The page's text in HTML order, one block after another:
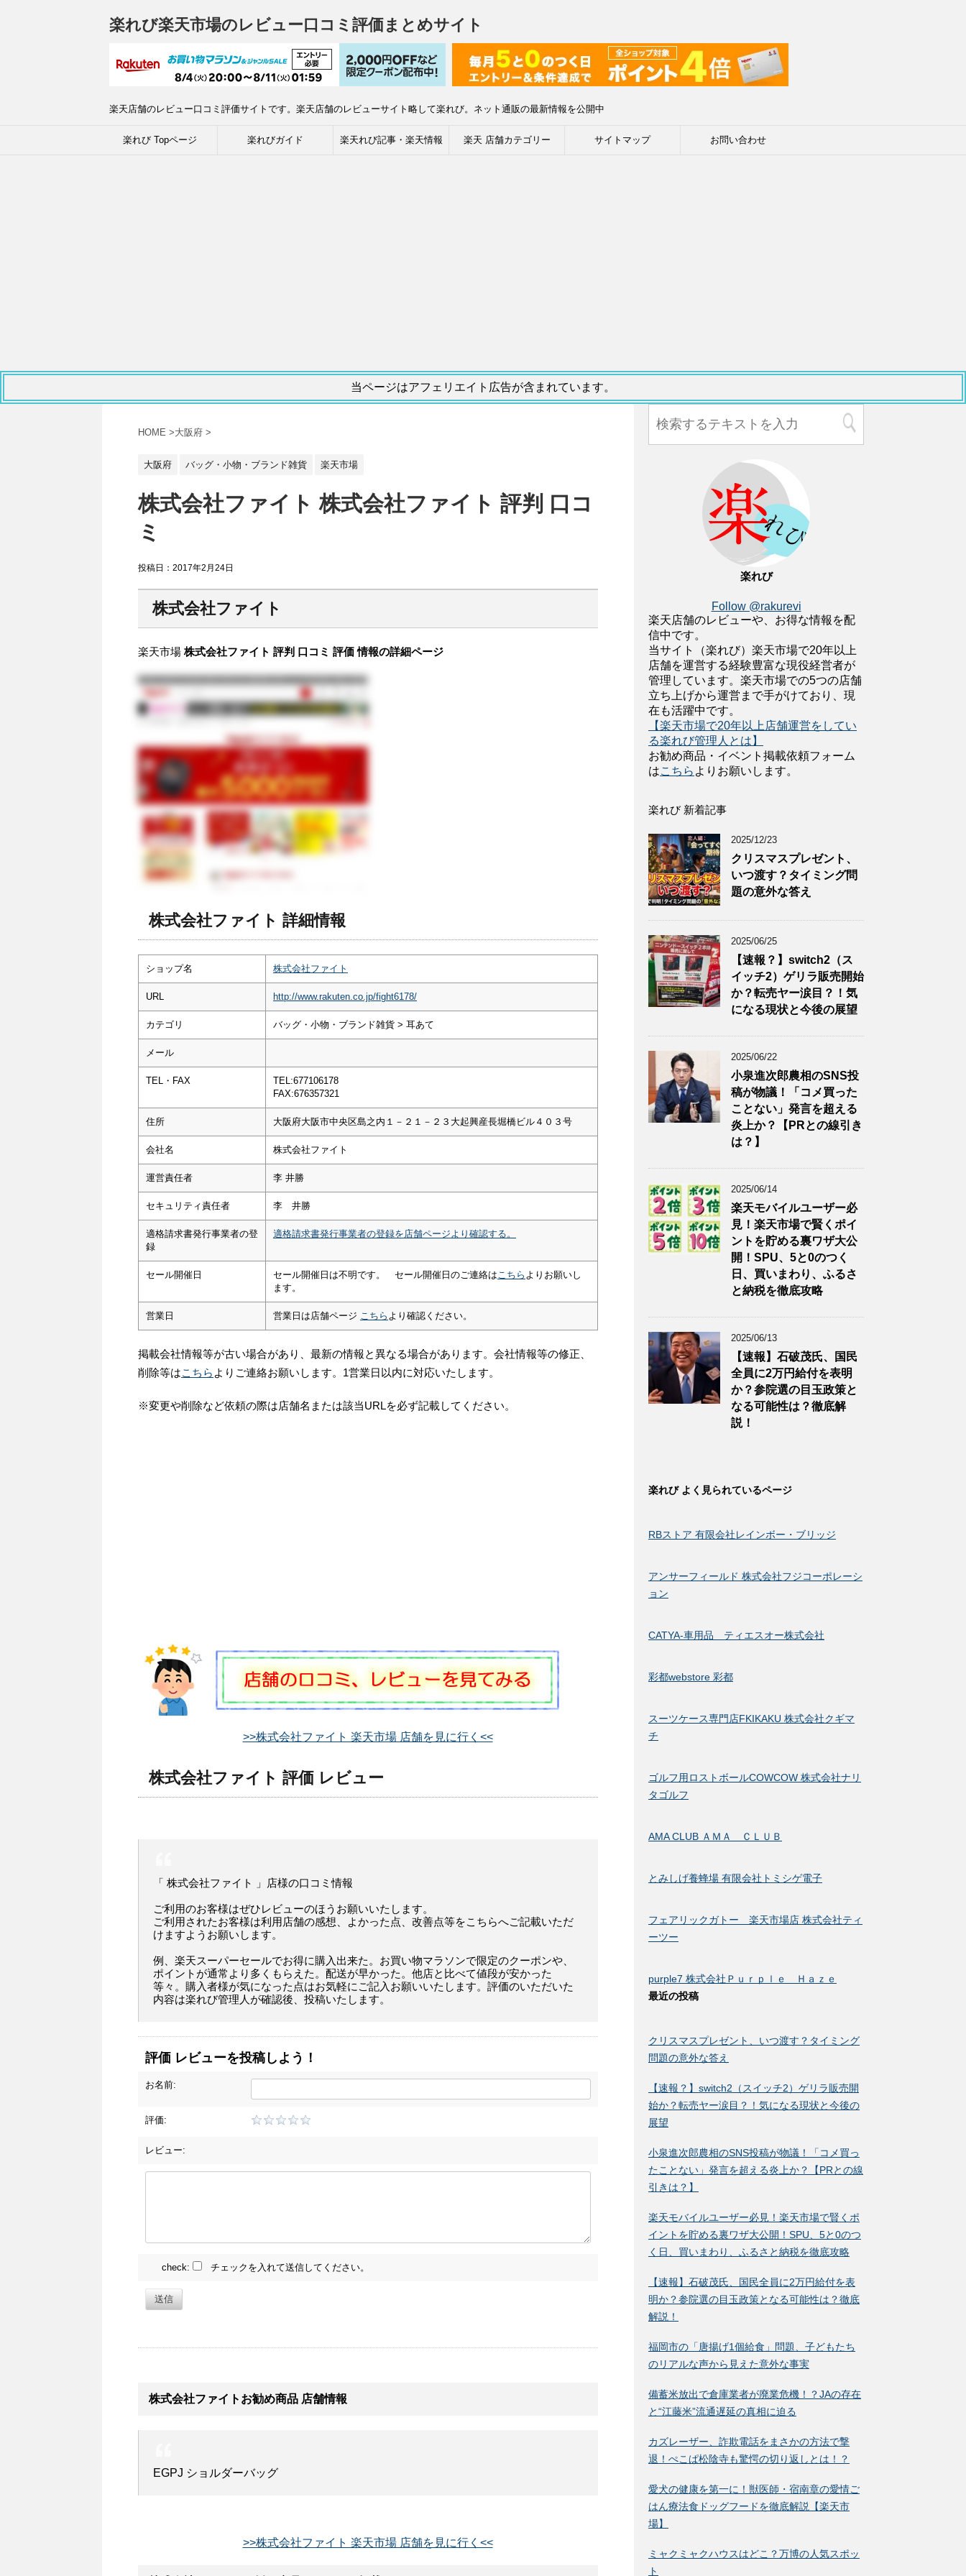
楽れび楽天市場のレビュー口コミ評価まとめサイト
楽天店舗のレビュー口コミ評価サイトです。楽天店舗のレビューサイト略して楽れび。ネット通販の最新情報を公開中
楽れび Topページ 楽れびガイド 楽天れび記事・楽天情報 楽天 店舗カテゴリー サイトマップ お問い合わせ
当ページはアフェリエイト広告が含まれています。
HOME >大阪府 >
大阪府 バッグ・小物・ブランド雑貨 楽天市場
株式会社ファイト 株式会社ファイト 評判 口コ
ミ
投稿日： 2017年2月24日
株式会社ファイト
楽天市場 株式会社ファイト 評判 口コミ 評価 情報の詳細ページ
株式会社ファイト 詳細情報
ショップ名 株式会社ファイト
URL http://www.rakuten.co.jp/fight6178/
カテゴリ バッグ・小物・ブランド雑貨 > 耳あて
メール
TEL・FAX
TEL:677106178
FAX:676357321
住所 大阪府大阪市中央区島之内１－２１－２３大起興産長堀橋ビル４０３号
会社名 株式会社ファイト
運営責任者 李 井勝
セキュリティ責任者 李 井勝
適格請求書発行事業者の登
録
適格請求書発行事業者の登録を店舗ページより確認する。
セール開催日 セール開催日は不明です。 セール開催日のご連絡は こちら よりお願いし
ます。
営業日 営業日は店舗ページ こちら より確認ください。
掲載会社情報等が古い場合があり、最新の情報と異なる場合があります。会社情報等の修正、
削除等はこちら よりご連絡お願いします。1営業日以内に対応いたします。
※変更や削除など依頼の際は店舗名または該当URLを必ず記載してください。
>>株式会社ファイト 楽天市場 店舗を見に行く<<
株式会社ファイト 評価 レビュー
「 株式会社ファイト 」店様の口コミ情報
ご利用のお客様はぜひレビューのほうお願いいたします。
ご利用されたお客様は利用店舗の感想、よかった点、改善点等をこちらへご記載いただ
けますようお願いします。
例、楽天スーパーセールでお得に購入出来た。お買い物マラソンで限定のクーポンや、
ポイントが通常より多くもらえた。配送が早かった。他店と比べて値段が安かった
等々。購入者様が気になった点はお気軽にご記入お願いいたします。評価のいただいた
内容は楽れび管理人が確認後、投稿いたします。
評価 レビューを投稿しよう！
お名前:
評価:
レビュー:
check: チェックを入れて送信してください。
送信
株式会社ファイトお勧め商品 店舗情報
EGPJ ショルダーバッグ
>>株式会社ファイト 楽天市場 店舗を見に行く<<
楽れび
Follow @rakurevi
楽天店舗のレビューや、お得な情報を配
信中です。
当サイト（楽れび）楽天市場で20年以上
店舗を運営する経験豊富な現役経営者が
管理しています。楽天市場での5つの店舗
立ち上げから運営まで手がけており、現
在も活躍中です。
【楽天市場で20年以上店舗運営をしてい
る楽れび管理人とは】
お勧め商品・イベント掲載依頼フォーム
はこちら よりお願いします。
楽れび 新着記事
2025/12/23
クリスマスプレゼント、
いつ渡す？タイミング問
題の意外な答え
2025/06/25
【速報？】switch2（ス
イッチ2）ゲリラ販売開始
か？転売ヤー涙目？！気
になる現状と今後の展望
2025/06/22
小泉進次郎農相のSNS投
稿が物議！「コメ買った
ことない」発言を超える
炎上か？【PRとの線引き
は？】
2025/06/14
楽天モバイルユーザー必
見！楽天市場で賢くポイ
ントを貯める裏ワザ大公
開！SPU、5と0のつく
日、買いまわり、ふるさ
と納税を徹底攻略
2025/06/13
【速報】石破茂氏、国民
全員に2万円給付を表明
か？参院選の目玉政策と
なる可能性は？徹底解
説！
楽れび よく見られているページ
RBストア 有限会社レインボー・ブリッジ
アンサーフィールド 株式会社フジコーポレーシ
ョン
CATYA-車用品 ティエスオー株式会社
彩都webstore 彩都
スーツケース専門店FKIKAKU 株式会社クギマ
チ
ゴルフ用ロストボールCOWCOW 株式会社ナリ
タゴルフ
AMA CLUB ＡＭＡ ＣＬＵＢ
とみしげ養蜂場 有限会社トミシゲ電子
フェアリックガトー 楽天市場店 株式会社ティ
ーツー
purple7 株式会社Ｐｕｒｐｌｅ Ｈａｚｅ
最近の投稿
クリスマスプレゼント、いつ渡す？タイミング
問題の意外な答え
【速報？】switch2（スイッチ2）ゲリラ販売開
始か？転売ヤー涙目？！気になる現状と今後の
展望
小泉進次郎農相のSNS投稿が物議！「コメ買っ
たことない」発言を超える炎上か？【PRとの線
引きは？】
楽天モバイルユーザー必見！楽天市場で賢くポ
イントを貯める裏ワザ大公開！SPU、5と0のつ
く日、買いまわり、ふるさと納税を徹底攻略
【速報】石破茂氏、国民全員に2万円給付を表
明か？参院選の目玉政策となる可能性は？徹底
解説！
福岡市の「唐揚げ1個給食」問題、子どもたち
のリアルな声から見えた意外な事実
備蓄米放出で倉庫業者が廃業危機！？JAの存在
と“江藤米”流通遅延の真相に迫る
カズレーザー、詐欺電話をまさかの方法で撃
退！ぺこぱ松陰寺も驚愕の切り返しとは！？
愛犬の健康を第一に！獣医師・宿南章の愛情ご
はん療法食ドッグフードを徹底解説【楽天市
場】
ミャクミャクハウスはどこ？万博の人気スポッ
ト